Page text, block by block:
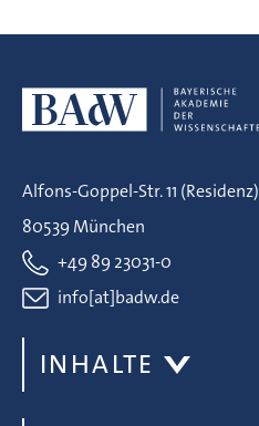
Alfons-Goppel-Str. 11 (Residenz)
80539 München
+49 89 23031-0
info[at]badw.de
INHALTE